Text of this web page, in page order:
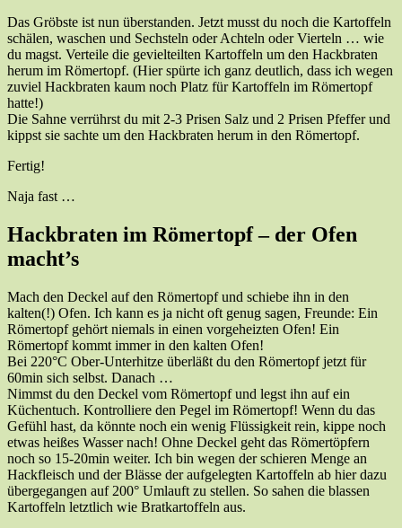
Das Gröbste ist nun überstanden. Jetzt musst du noch die Kartoffeln
schälen, waschen und Sechsteln oder Achteln oder Vierteln … wie
du magst. Verteile die gevielteilten Kartoffeln um den Hackbraten
herum im Römertopf. (Hier spürte ich ganz deutlich, dass ich wegen
zuviel Hackbraten kaum noch Platz für Kartoffeln im Römertopf
hatte!)
Die Sahne verrührst du mit 2-3 Prisen Salz und 2 Prisen Pfeffer und
kippst sie sachte um den Hackbraten herum in den Römertopf.
Fertig!
Naja fast …
Hackbraten im Römertopf – der Ofen
macht’s
Mach den Deckel auf den Römertopf und schiebe ihn in den
kalten(!) Ofen. Ich kann es ja nicht oft genug sagen, Freunde: Ein
Römertopf gehört niemals in einen vorgeheizten Ofen! Ein
Römertopf kommt immer in den kalten Ofen!
Bei 220°C Ober-Unterhitze überläßt du den Römertopf jetzt für
60min sich selbst. Danach …
Nimmst du den Deckel vom Römertopf und legst ihn auf ein
Küchentuch. Kontrolliere den Pegel im Römertopf! Wenn du das
Gefühl hast, da könnte noch ein wenig Flüssigkeit rein, kippe noch
etwas heißes Wasser nach! Ohne Deckel geht das Römertöpfern
noch so 15-20min weiter. Ich bin wegen der schieren Menge an
Hackfleisch und der Blässe der aufgelegten Kartoffeln ab hier dazu
übergegangen auf 200° Umlauft zu stellen. So sahen die blassen
Kartoffeln letztlich wie Bratkartoffeln aus.